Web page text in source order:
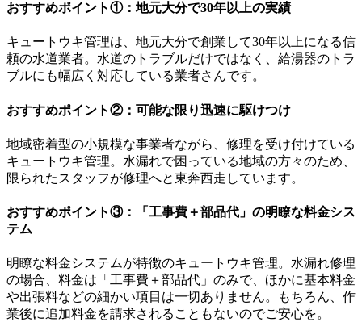
おすすめポイント①：地元大分で30年以上の実績
キュートウキ管理は、地元大分で創業して30年以上になる信
頼の水道業者。水道のトラブルだけではなく、給湯器のトラ
ブルにも幅広く対応している業者さんです。
おすすめポイント②：可能な限り迅速に駆けつけ
地域密着型の小規模な事業者ながら、修理を受け付けている
キュートウキ管理。水漏れで困っている地域の方々のため、
限られたスタッフが修理へと東奔西走しています。
おすすめポイント③：「工事費＋部品代」の明瞭な料金シス
テム
明瞭な料金システムが特徴のキュートウキ管理。水漏れ修理
の場合、料金は「工事費＋部品代」のみで、ほかに基本料金
や出張料などの細かい項目は一切ありません。もちろん、作
業後に追加料金を請求されることもないのでご安心を。